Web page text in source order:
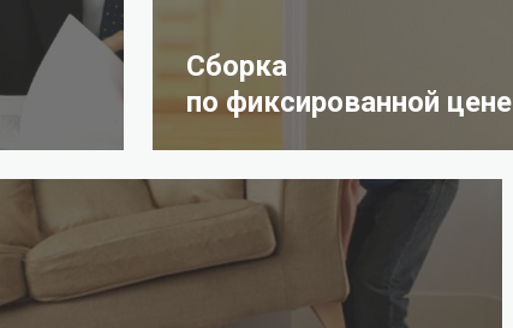
Сборка
по фиксированной цене